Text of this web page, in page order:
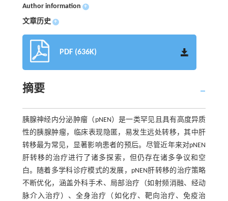
Author information +
文章历史 +
PDF (636K)
摘要
胰腺神经内分泌肿瘤（pNEN）是一类罕见且具有高度异质
性的胰腺肿瘤，临床表现隐匿，易发生远处转移，其中肝
转移最为常见，显著影响患者的预后。尽管近年来对pNEN
肝转移的治疗进行了诸多探索，但仍存在诸多争议和空
白。随着多学科诊疗模式的发展，pNEN肝转移的治疗策略
不断优化，涵盖外科手术、局部治疗（如射频消融、经动
脉介入治疗）、全身治疗（如化疗、靶向治疗、免疫治